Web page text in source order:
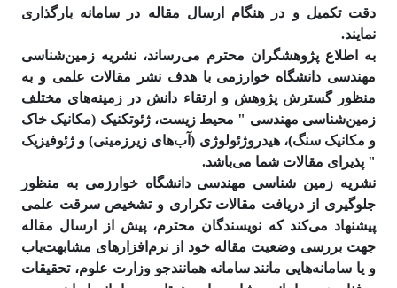
دقت تکمیل و در هنگام ارسال مقاله در سامانه بارگذاری
نمایند.
به اطلاع پژوهشگران محترم می‌رساند، نشریه زمین‌شناسی
مهندسی دانشگاه خوارزمی با هدف نشر مقالات علمی و به
منظور گسترش پژوهش و ارتقاء دانش در زمینه‌های مختلف
زمین‌شناسی مهندسی " محیط زیست، ژئوتکنیک (مکانیک خاک
و مکانیک سنگ)، هیدروژئولوژی (آب‌های زیرزمینی) و ژئوفیزیک
" پذیرای مقالات شما می‌باشد.
نشریه زمین شناسی مهندسی دانشگاه خوارزمی به منظور
جلوگیری از دریافت مقالات تکراری و تشخیص سرقت علمی
پیشنهاد می‌کند که نویسندگان محترم، پیش از ارسال مقاله
جهت بررسی وضعیت مقاله خود از نرم‌افزارهای مشابهت‌­یاب
و یا سامانه‌هایی مانند سامانه همانند‌جو وزارت علوم، تحقیقات